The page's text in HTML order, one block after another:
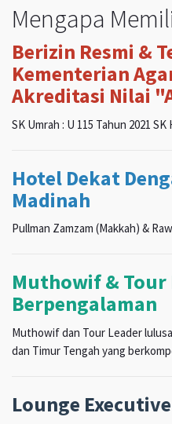
Mengapa
Berizin Resmi &
Kementerian
Akreditasi Nilai
SK Umrah : U 115 Tahun 2021 SK
Hotel Dekat
Madinah
Pullman Zamzam (Makkah) &
Muthowif & Tour
Berpengalaman
Muthowif dan Tour Leader
dan Timur Tengah yang
Lounge Executive